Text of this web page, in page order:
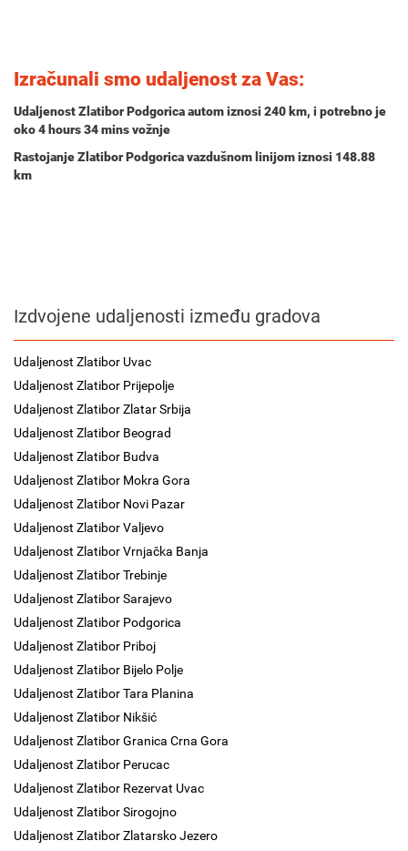
Izračunali smo udaljenost za Vas:
Udaljenost Zlatibor Podgorica autom iznosi 240 km, i potrebno je
oko4 hours 34 minsvožnje
Rastojanje Zlatibor Podgorica vazdušnom linijom iznosi 148.88
km
Izdvojene udaljenosti između gradova
Udaljenost Zlatibor Uvac
Udaljenost Zlatibor Prijepolje
Udaljenost Zlatibor Zlatar Srbija
Udaljenost Zlatibor Beograd
Udaljenost Zlatibor Budva
Udaljenost Zlatibor Mokra Gora
Udaljenost Zlatibor Novi Pazar
Udaljenost Zlatibor Valjevo
Udaljenost Zlatibor Vrnjačka Banja
Udaljenost Zlatibor Trebinje
Udaljenost Zlatibor Sarajevo
Udaljenost Zlatibor Podgorica
Udaljenost Zlatibor Priboj
Udaljenost Zlatibor Bijelo Polje
Udaljenost Zlatibor Tara Planina
Udaljenost Zlatibor Nikšić
Udaljenost Zlatibor Granica Crna Gora
Udaljenost Zlatibor Perucac
Udaljenost Zlatibor Rezervat Uvac
Udaljenost Zlatibor Sirogojno
Udaljenost Zlatibor Zlatarsko Jezero